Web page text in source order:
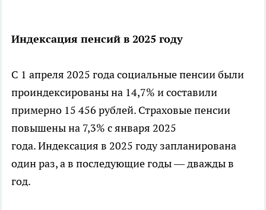
Индексация пенсий в 2025 году
С 1 апреля 2025 года социальные пенсии были
проиндексированы на 14,7% и составили
примерно 15 456 рублей. Страховые пенсии
повышены на 7,3% с января 2025
года. Индексация в 2025 году запланирована
один раз, а в последующие годы — дважды в
год.